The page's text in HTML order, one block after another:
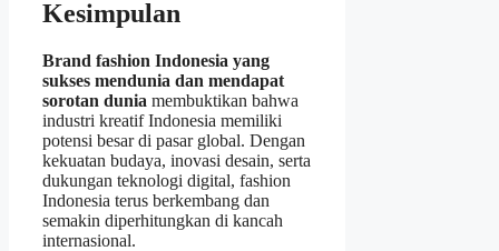
Kesimpulan
Brand fashion Indonesia yang
sukses mendunia dan mendapat
sorotan dunia membuktikan bahwa
industri kreatif Indonesia memiliki
potensi besar di pasar global. Dengan
kekuatan budaya, inovasi desain, serta
dukungan teknologi digital, fashion
Indonesia terus berkembang dan
semakin diperhitungkan di kancah
internasional.